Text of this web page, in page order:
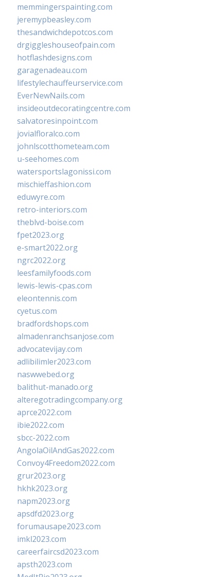
memmingerspainting.com
jeremypbeasley.com
thesandwichdepotcos.com
drgiggleshouseofpain.com
hotflashdesigns.com
garagenadeau.com
lifestylechauffeurservice.com
EverNewNails.com
insideoutdecoratingcentre.com
salvatoresinpoint.com
jovialfloralco.com
johnlscotthometeam.com
u-seehomes.com
watersportslagonissi.com
mischieffashion.com
eduwyre.com
retro-interiors.com
theblvd-boise.com
fpet2023.org
e-smart2022.org
ngrc2022.org
leesfamilyfoods.com
lewis-lewis-cpas.com
eleontennis.com
cyetus.com
bradfordshops.com
almadenranchsanjose.com
advocatevijay.com
adlibilimler2023.com
naswwebed.org
balithut-manado.org
alteregotradingcompany.org
aprce2022.com
ibie2022.com
sbcc-2022.com
AngolaOilAndGas2022.com
Convoy4Freedom2022.com
grur2023.org
hkhk2023.org
napm2023.org
apsdfd2023.org
forumausape2023.com
imkl2023.com
careerfaircsd2023.com
apsth2023.com